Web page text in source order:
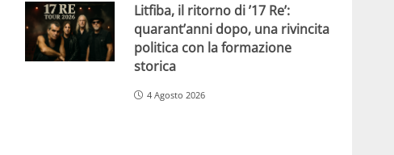
Litfiba, il ritorno di ’17 Re’:
quarant’anni dopo, una rivincita
politica con la formazione
storica
4 Agosto 2026